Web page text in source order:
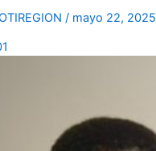
/ mayo 22, 2025